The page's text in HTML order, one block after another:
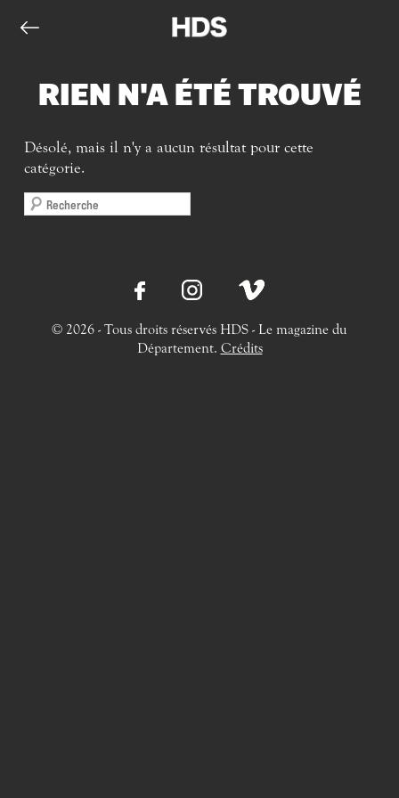
RIEN N'A ÉTÉ TROUVÉ
Désolé, mais il n'y a aucun résultat pour cette
catégorie.
© 2026 - Tous droits réservés HDS - Le magazine du
Département. Crédits